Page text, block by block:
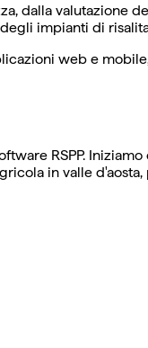
dalla valutazione
impianti di
web e
RSPP.
in valle